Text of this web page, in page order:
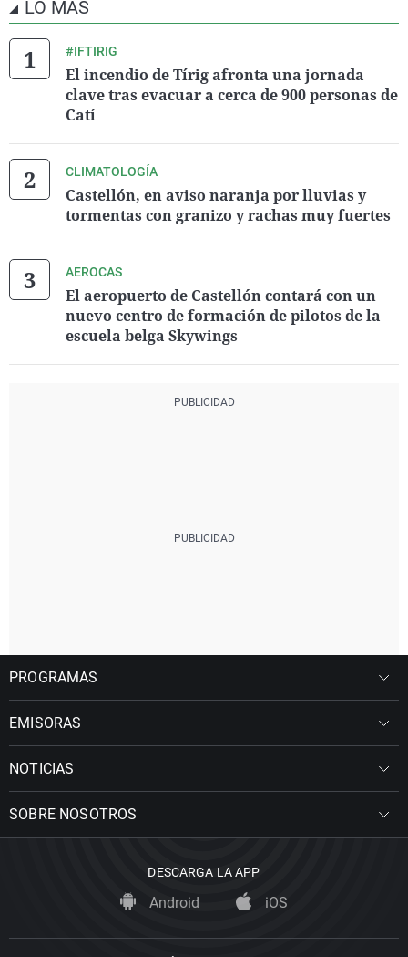
LO MÁS
#IFTIRIG
El incendio de Tírig afronta una jornada
clave tras evacuar a cerca de 900 personas de
Catí
CLIMATOLOGÍA
Castellón, en aviso naranja por lluvias y
tormentas con granizo y rachas muy fuertes
AEROCAS
El aeropuerto de Castellón contará con un
nuevo centro de formación de pilotos de la
escuela belga Skywings
PROGRAMAS
EMISORAS
NOTICIAS
SOBRE NOSOTROS
DESCARGA LA APP
Android iOS